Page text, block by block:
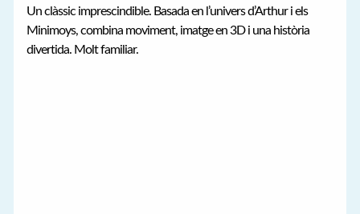
Un clàssic imprescindible. Basada en l’univers d’Arthur i els
Minimoys, combina moviment, imatge en 3D i una història
divertida. Molt familiar.